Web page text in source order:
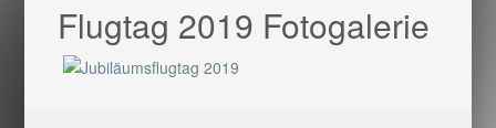
Flugtag 2019 Fotogalerie